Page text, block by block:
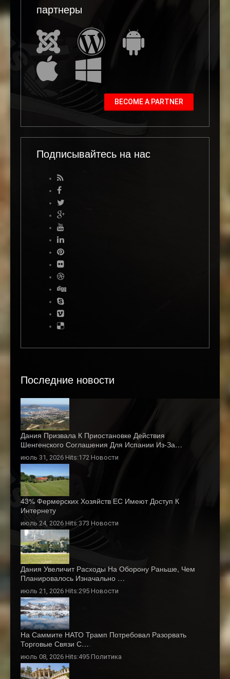
партнеры
BECOME A PARTNER
Подписывайтесь на нас
Последние новости
Дания Призвала К Приостановке Действия
Шенгенского Соглашения Для Испании Из-За…
июль 31, 2026 Hits:172 Новости
43% Фермерских Хозяйств ЕС Имеют Доступ К
Интернету
июль 24, 2026 Hits:373 Новости
Дания Увеличит Расходы На Оборону Раньше, Чем
Планировалось Изначально …
июль 21, 2026 Hits:295 Новости
На Саммите НАТО Трамп Потребовал Разорвать
Торговые Связи С…
июль 08, 2026 Hits:495 Политика